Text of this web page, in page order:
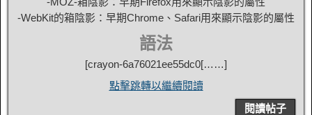
-WebKit的箱陰影：早期Chrome、Safari用來顯示陰影的屬性
語法
[crayon-6a76021ee55dc0[……]
點擊跳轉以繼續閱讀
閱讀帖子